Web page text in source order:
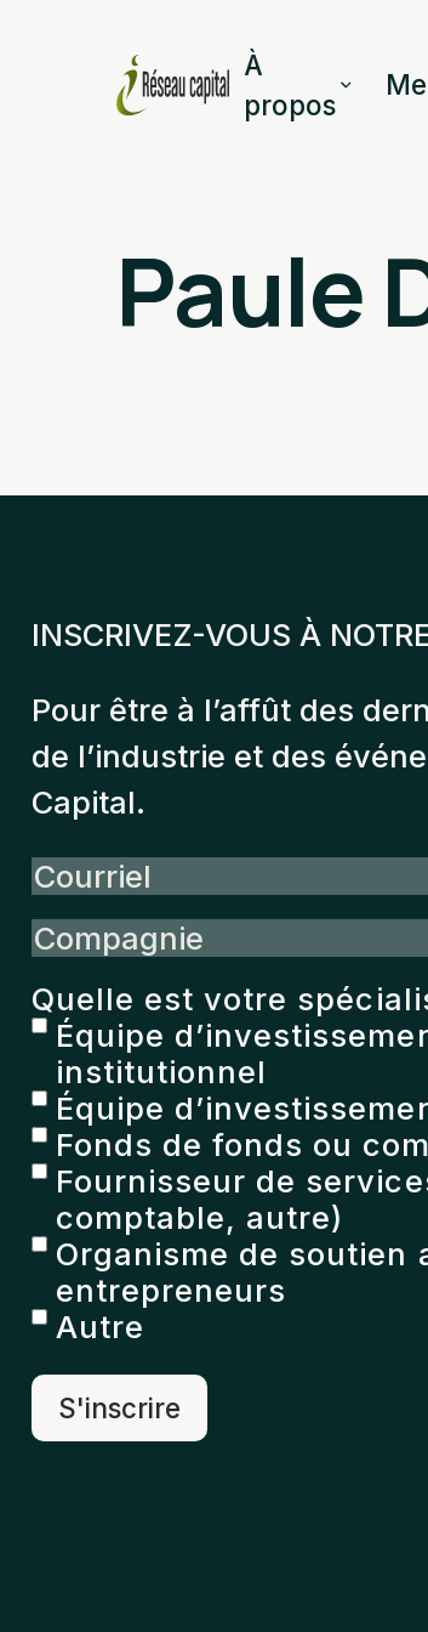
À
propos
Paule
INSCRIVEZ-VOUS À
Pour être à l’affût des
de l’industrie et des
Capital.
Courriel
Compagnie
Quelle est votre
Équipe
institutionnel
Équipe
Fonds de fonds ou
Fournisseur de
comptable, autre)
Organisme de soutien
entrepreneurs
Autre